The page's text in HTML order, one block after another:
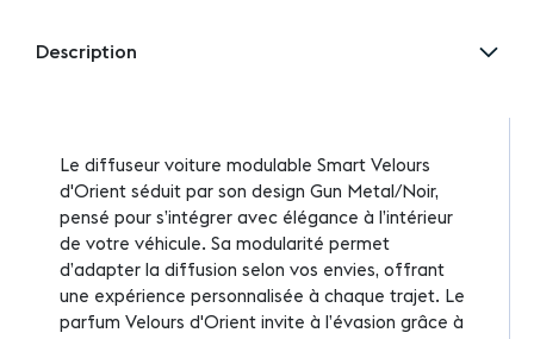
Description
Le diffuseur voiture modulable Smart Velours
d'Orient séduit par son design Gun Metal/Noir,
pensé pour s’intégrer avec élégance à l’intérieur
de votre véhicule. Sa modularité permet
d’adapter la diffusion selon vos envies, offrant
une expérience personnalisée à chaque trajet. Le
parfum Velours d'Orient invite à l’évasion grâce à